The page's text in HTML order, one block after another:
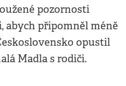
pozornosti
abych připomněl méně
opustil
Madla s rodiči.